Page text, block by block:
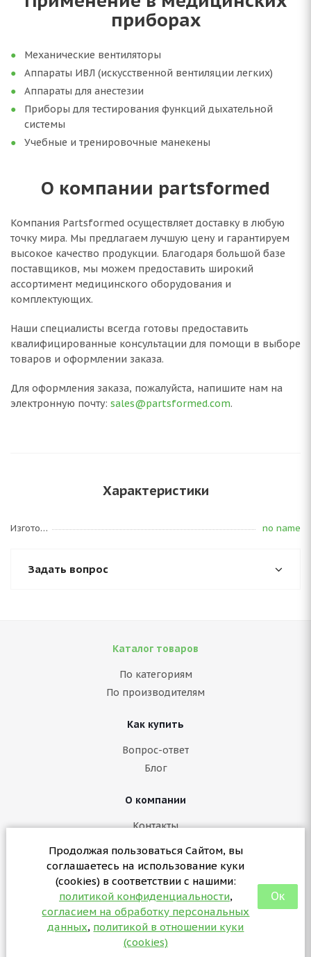
Продолжая пользоваться Сайтом, вы
соглашаетесь на использование куки
(cookies) в соответствии с нашими:
политикой конфиденциальности,
согласием на обработку персональных
данных, политикой в отношении куки
(cookies)
Ок
приборах
Механические вентиляторы
Аппараты ИВЛ (искусственной вентиляции легких)
Аппараты для анестезии
Приборы для тестирования функций дыхательной
системы
Учебные и тренировочные манекены
О компании partsformed
Компания Partsformed осуществляет доставку в любую
точку мира. Мы предлагаем лучшую цену и гарантируем
высокое качество продукции. Благодаря большой базе
поставщиков, мы можем предоставить широкий
ассортимент медицинского оборудования и
комплектующих.
Наши специалисты всегда готовы предоставить
квалифицированные консультации для помощи в выборе
товаров и оформлении заказа.
Для оформления заказа, пожалуйста, напишите нам на
электронную почту: sales@partsformed.com.
Характеристики
Изготовитель no name
Задать вопрос
2026 © partsformed.com - запчасти для медицинского
Каталог товаров
По категориям
По производителям
Как купить
Вопрос-ответ
Блог
О компании
Контакты
Политика конфиденциальности
Согласие на обработку персональных данных
Политика в отношении куки (cookies)
+7 (3412) 57-07-29
sales@partsformed.com